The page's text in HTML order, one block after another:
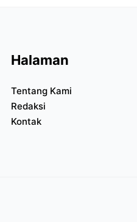
Halaman
Tentang Kami
Redaksi
Kontak